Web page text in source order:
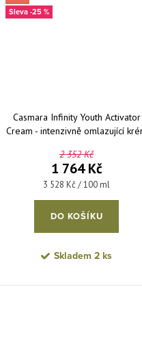
-25 %
Casmara Infinity Youth Activator
Cream - intenzivně omlazující
2 352 Kč
1 764 Kč
Měrná cena:
3 528 Kč / 100 ml
DO KOŠÍKU
Skladem 2 ks